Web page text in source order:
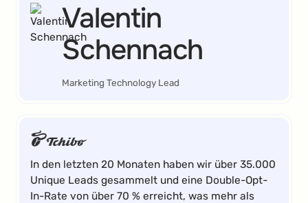
Valentin
Schennach
Marketing Technology Lead
In den letzten 20 Monaten haben wir über 35.000
Unique Leads gesammelt und eine Double-Opt-
In-Rate von über 70 % erreicht, was mehr als